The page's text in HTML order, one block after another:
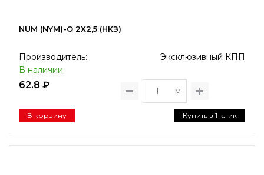
NUM (NYM)-О 2Х2,5 (НКЗ)
Производитель:
Эксклюзивный КПП
В наличии
62.8 ₽
м
В корзину Купить в 1 клик